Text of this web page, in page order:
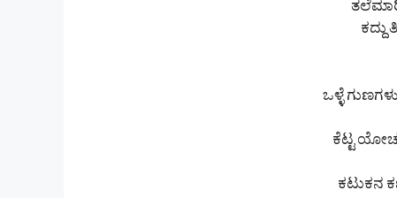
ಒಳ್ಳೆ
ಕೆಟ್ಟ
ಕಟುಕನ